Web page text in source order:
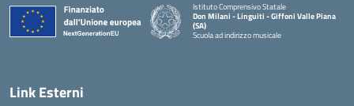
Istituto Comprensivo Statale
Don Milani - Linguiti - Giffoni Valle Piana
(SA)
Scuola ad indirizzo musicale
Link Esterni